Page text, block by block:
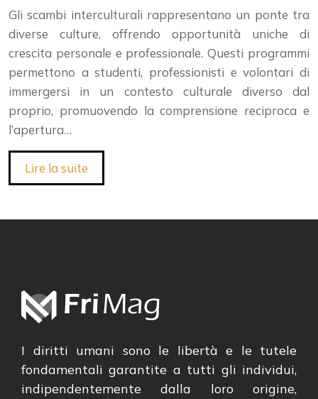
Gli scambi interculturali rappresentano un ponte tra
diverse culture, offrendo opportunità uniche di
crescita personale e professionale. Questi programmi
permettono a studenti, professionisti e volontari di
immergersi in un contesto culturale diverso dal
proprio, promuovendo la comprensione reciproca e
l’apertura…
Lire la suite
I diritti umani sono le libertà e le tutele
fondamentali garantite a tutti gli individui,
indipendentemente dalla loro origine,